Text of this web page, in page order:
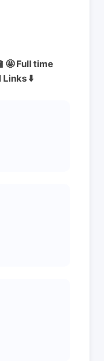
🤩 Full time
Links ⬇️